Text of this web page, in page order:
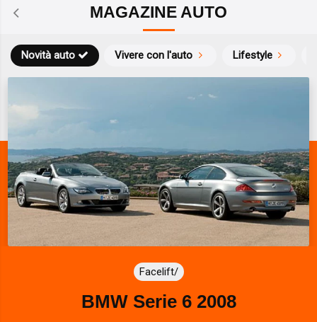
MAGAZINE AUTO
Novità auto Vivere con l'auto Lifestyle
Facelift/
BMW Serie 6 2008